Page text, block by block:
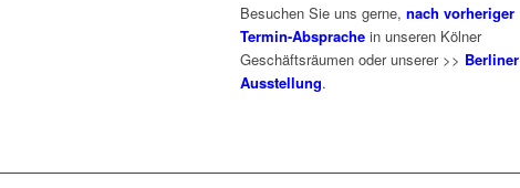
Besuchen Sie uns gerne, nach vorheriger
Termin-Absprache in unseren Kölner
Geschäftsräumen oder unserer >> Berliner
Ausstellung.